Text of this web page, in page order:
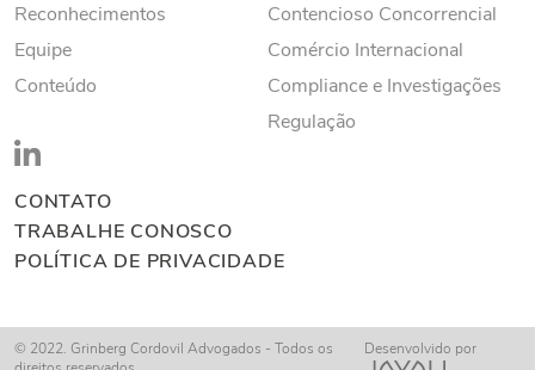
Reconhecimentos
Equipe
Conteúdo
Contencioso Concorrencial
Comércio Internacional
Compliance e Investigações
Regulação
CONTATO
TRABALHE CONOSCO
POLÍTICA DE PRIVACIDADE
© 2022. Grinberg Cordovil Advogados - Todos os
Desenvolvido por